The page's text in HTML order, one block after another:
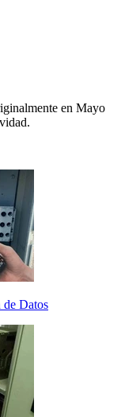
en Mayo
Datos